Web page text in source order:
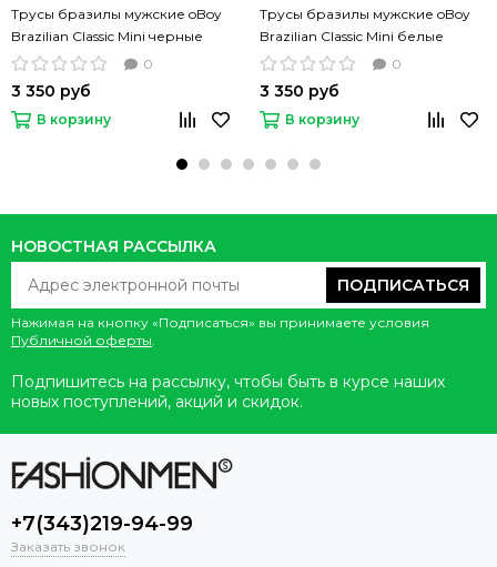
Трусы бразилы мужские oBoy
Brazilian Classic Mini черные
0
3 350 руб
В корзину
Трусы бразилы мужские oBoy
Brazilian Classic Mini белые
0
3 350 руб
В корзину
НОВОСТНАЯ РАССЫЛКА
ПОДПИСАТЬСЯ
Нажимая на кнопку «Подписаться» вы принимаете условия
Публичной оферты.
Подпишитесь на рассылку, чтобы быть в курсе наших
новых поступлений, акций и скидок.
+7(343)219-94-99
Заказать звонок